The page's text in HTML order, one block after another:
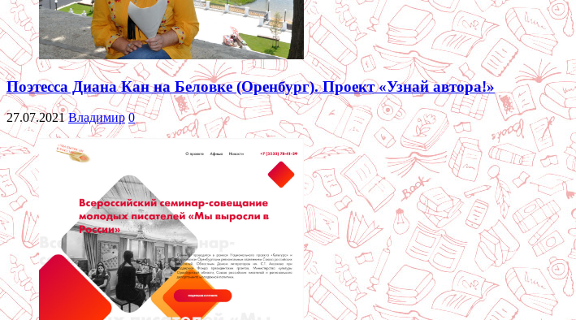
Поэтесса Диана Кан на Беловке (Оренбург). Проект «Узнай автора!»
27.07.2021 Владимир 0